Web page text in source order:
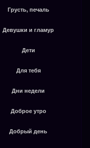
Грусть, печаль
Девушки и гламур
Дети
Для тебя
Дни недели
Доброе утро
Добрый день